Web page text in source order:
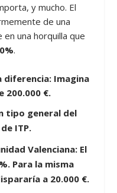
y mucho. El
de una
una horquilla que
.
diferencia: Imagina
200.000 €.
tipo general del
ITP.
Valenciana:El
. Para la misma
a 20.000 €.